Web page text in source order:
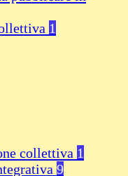
1
collettiva 1
9